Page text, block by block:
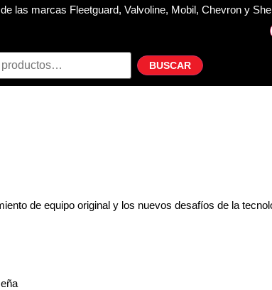
las marcas Fleetguard, Valvoline, Mobil, Chevron y
BUSCAR
de equipo original y los nuevos desafíos de la